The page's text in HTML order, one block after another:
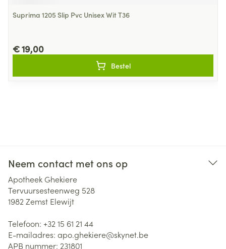
Suprima 1205 Slip Pvc Unisex Wit T36
€ 19,00
Bestel
Neem contact met ons op
Apotheek Ghekiere
Tervuursesteenweg 528
1982 Zemst Elewijt
Telefoon: +32 15 61 21 44
E-mailadres: apo.ghekiere@skynet.be
APB nummer: 231801